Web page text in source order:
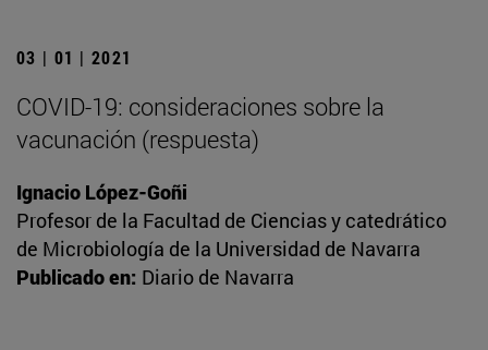
03 | 01 | 2021
COVID-19: consideraciones sobre la
vacunación (respuesta)
Ignacio López-Goñi
Profesor de la Facultad de Ciencias y catedrático
de Microbiología de la Universidad de Navarra
Publicado en: Diario de Navarra